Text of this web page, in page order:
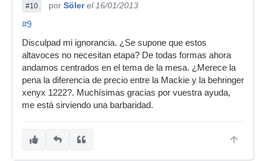
#10 por Söler el 16/01/2013
#9
Disculpad mi ignorancia. ¿Se supone que estos
altavoces no necesitan etapa? De todas formas ahora
andamos centrados en el tema de la mesa. ¿Merece la
pena la diferencia de precio entre la Mackie y la behringer
xenyx 1222?. Muchísimas gracias por vuestra ayuda,
me está sirviendo una barbaridad.